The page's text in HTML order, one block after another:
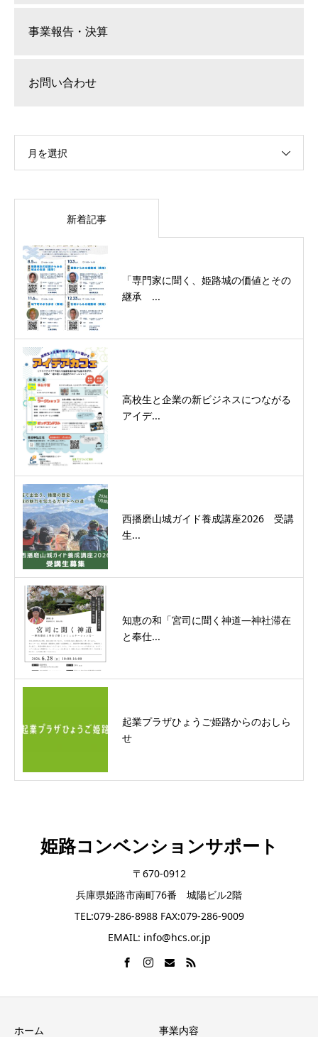
事業報告・決算
お問い合わせ
月を選択
新着記事
「専門家に聞く、姫路城の価値とその
継承 ...
高校生と企業の新ビジネスにつながる
アイデ...
西播磨山城ガイド養成講座2026 受講
生...
知恵の和「宮司に聞く神道―神社滞在
と奉仕...
起業プラザひょうご姫路からのおしら
せ
姫路コンベンションサポート
〒670-0912
兵庫県姫路市南町76番 城陽ビル2階
TEL:079-286-8988 FAX:079-286-9009
EMAIL: info@hcs.or.jp
ホーム 事業内容